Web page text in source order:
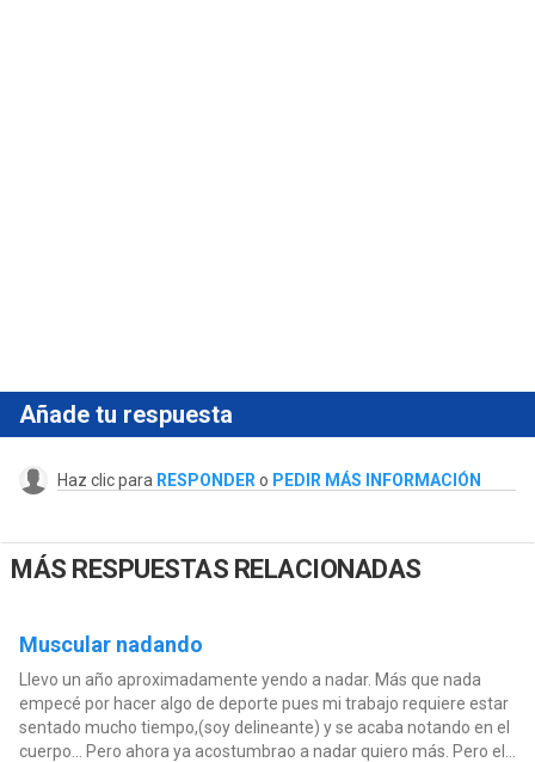
Añade tu respuesta
Haz clic para RESPONDER o PEDIR MÁS INFORMACIÓN
MÁS RESPUESTAS RELACIONADAS
Muscular nadando
Llevo un año aproximadamente yendo a nadar. Más que nada
empecé por hacer algo de deporte pues mi trabajo requiere estar
sentado mucho tiempo,(soy delineante) y se acaba notando en el
cuerpo... Pero ahora ya acostumbrao a nadar quiero más. Pero el...